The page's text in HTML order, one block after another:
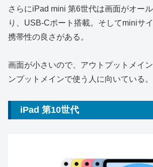
さらにiPad mini 第6世代は画面がオー
り、USB-Cポート搭載。そしてminiサ
携帯性の良さがある。
画面が小さいので、アウトプットメイ
ンプットメインで使う人に向いている。
iPad 第10世代